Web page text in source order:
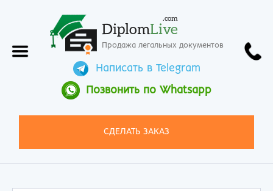
DiplomLive
.com
Продажа легальных документов
Написать в Telegram
Позвонить по Whatsapp
СДЕЛАТЬ ЗАКАЗ